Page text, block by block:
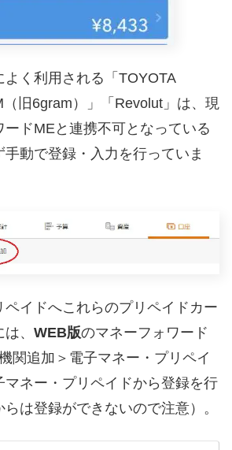
よく利用される「TOYOTA
旧6gram）」「Revolut」は、現
ドMEと連携不可となっている
動で登録・入力を行っていま
ペイドへこれらのプリペイドカー
、 WEB版のマネーフォワード
関追加＞電子マネー・プリペイ
マネー・プリペイドから登録を行
は登録ができないので注意）。